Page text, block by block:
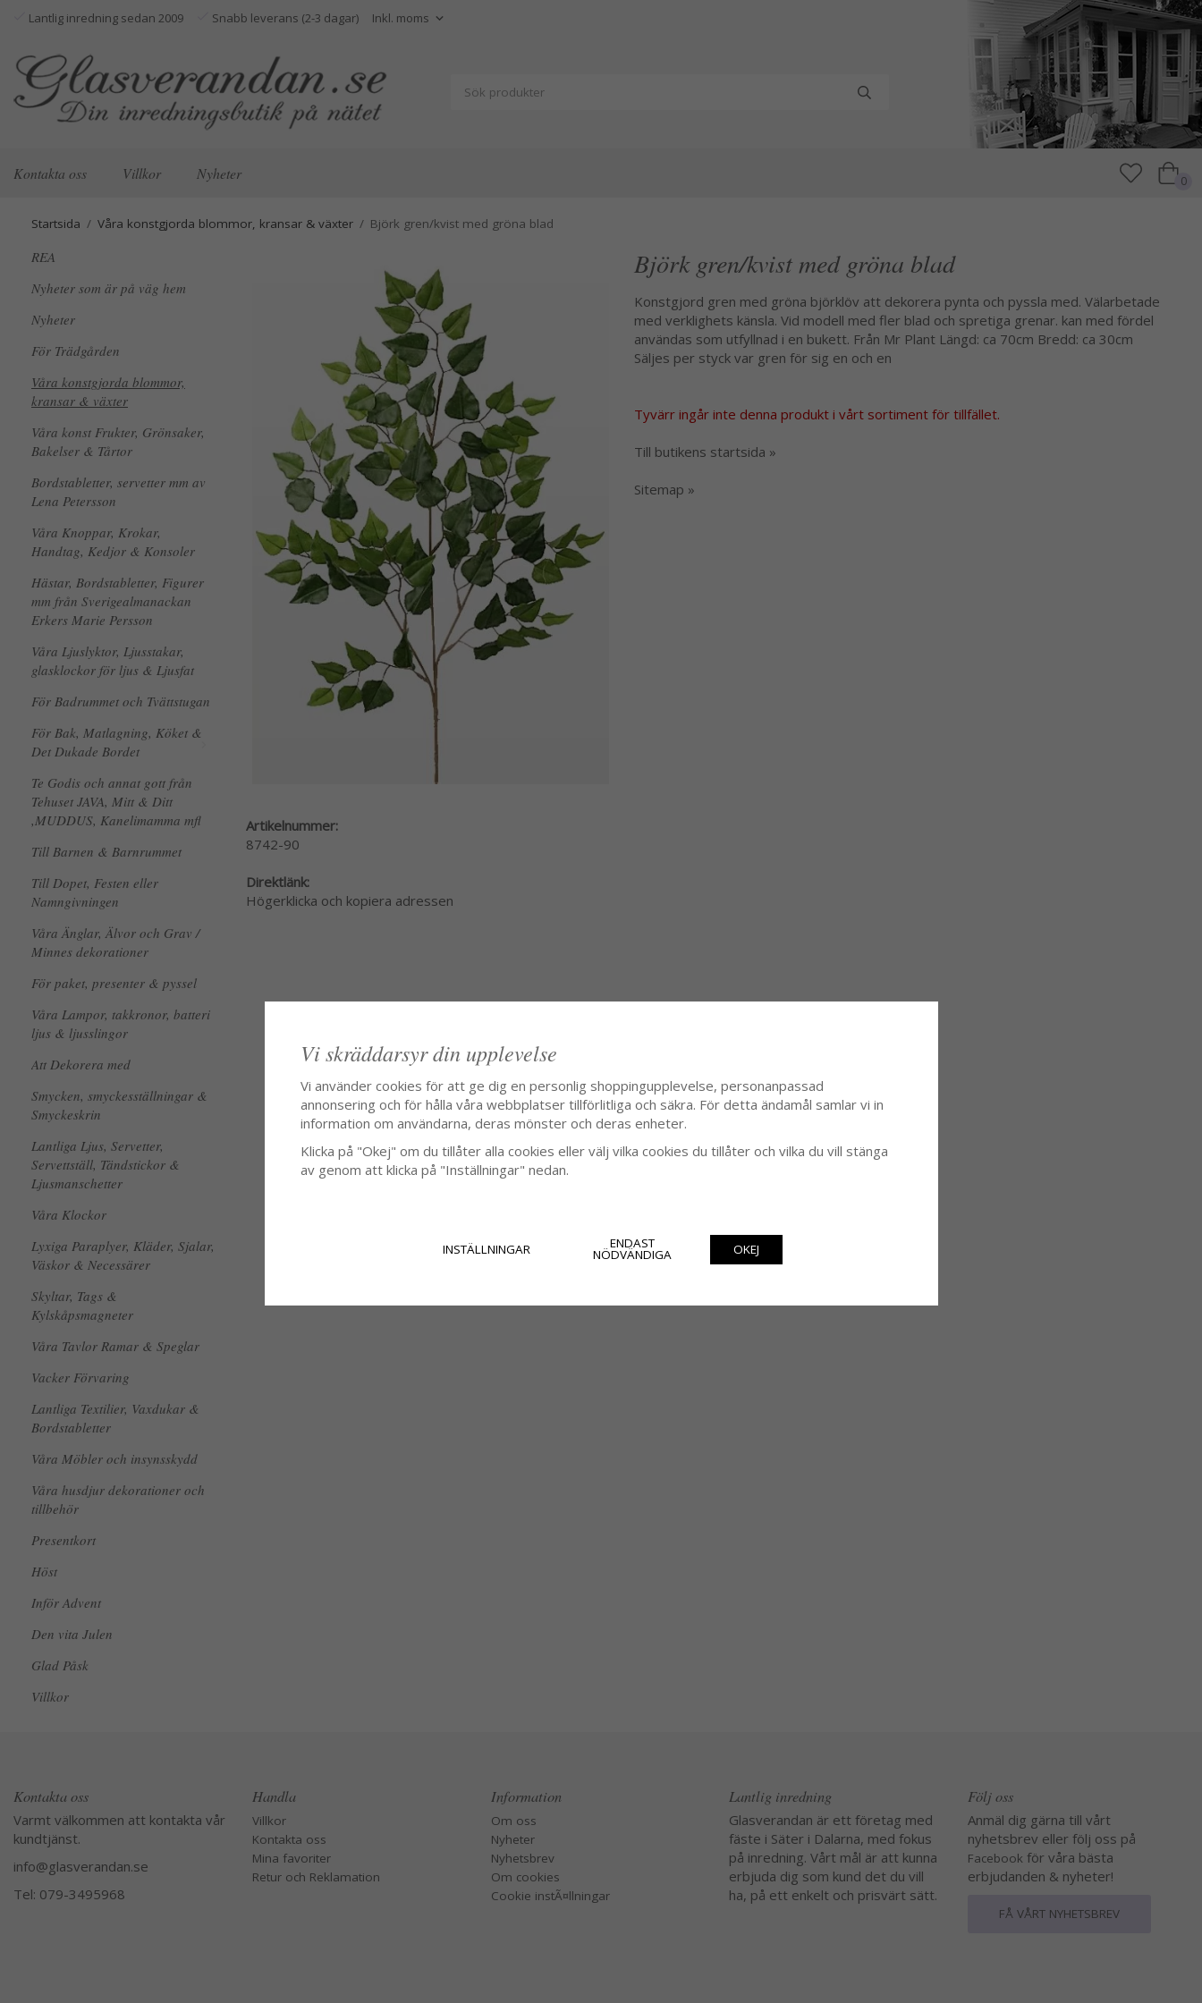
Lantlig inredning sedan 2009 Snabb leverans (2-3 dagar)
Kontakta oss Villkor Nyheter 0
Startsida / Våra konstgjorda blommor, kransar & växter / Björk gren/kvist med gröna blad
REA
Nyheter som är på väg hem
Nyheter
För Trädgården
Våra konstgjorda blommor,
kransar & växter
Våra konst Frukter, Grönsaker,
Bakelser & Tårtor
Bordstabletter, servetter mm av
Lena Petersson
Våra Knoppar, Krokar,
Handtag, Kedjor & Konsoler
Hästar, Bordstabletter, Figurer
mm från Sverigealmanackan
Erkers Marie Persson
Våra Ljuslyktor, Ljusstakar,
glasklockor för ljus & Ljusfat
För Badrummet och Tvättstugan
För Bak, Matlagning, Köket &
Det Dukade Bordet
Te Godis och annat gott från
Tehuset JAVA, Mitt & Ditt
,MUDDUS, Kanelimamma mfl
Till Barnen & Barnrummet
Till Dopet, Festen eller
Namngivningen
Våra Änglar, Älvor och Grav /
Minnes dekorationer
För paket, presenter & pyssel
Våra Lampor, takkronor, batteri
ljus & ljusslingor
Att Dekorera med
Smycken, smyckesställningar &
Smyckeskrin
Lantliga Ljus, Servetter,
Servettställ, Tändstickor &
Ljusmanschetter
Våra Klockor
Lyxiga Paraplyer, Kläder, Sjalar,
Väskor & Necessärer
Skyltar, Tags &
Kylskåpsmagneter
Våra Tavlor Ramar & Speglar
Vacker Förvaring
Lantliga Textilier, Vaxdukar &
Bordstabletter
Våra Möbler och insynsskydd
Våra husdjur dekorationer och
tillbehör
Presentkort
Höst
Inför Advent
Den vita Julen
Glad Påsk
Villkor
Björk gren/kvist med gröna blad
Konstgjord gren med gröna björklöv att dekorera pynta och pyssla med. Välarbetade
med verklighets känsla. Vid modell med fler blad och spretiga grenar. kan med fördel
användas som utfyllnad i en bukett. Från Mr Plant Längd: ca 70cm Bredd: ca 30cm
Säljes per styck var gren för sig en och en
Tyvärr ingår inte denna produkt i vårt sortiment för tillfället.
Till butikens startsida »
Sitemap »
Artikelnummer:
8742-90
Direktlänk:
Högerklicka och kopiera adressen
Kontakta oss
Varmt välkommen att kontakta vår
kundtjänst.
info@glasverandan.se
Tel: 079-3495968
Handla
Villkor
Kontakta oss
Mina favoriter
Retur och Reklamation
Information
Om oss
Nyheter
Nyhetsbrev
Om cookies
Cookie instÃ¤llningar
Lantlig inredning
Glasverandan är ett företag med
fäste i Säter i Dalarna, med fokus
på inredning. Vårt mål är att kunna
erbjuda dig som kund det du vill
ha, på ett enkelt och prisvärt sätt.
Följ oss
Anmäl dig gärna till vårt
nyhetsbrev eller följ oss på
Facebook för våra bästa
erbjudanden & nyheter!
FÅ VÅRT NYHETSBREV
Vi skräddarsyr din upplevelse
Vi använder cookies för att ge dig en personlig shoppingupplevelse, personanpassad
annonsering och för hålla våra webbplatser tillförlitliga och säkra. För detta ändamål samlar vi in
information om användarna, deras mönster och deras enheter.
Klicka på "Okej" om du tillåter alla cookies eller välj vilka cookies du tillåter och vilka du vill stänga
av genom att klicka på "Inställningar" nedan.
INSTÄLLNINGAR ENDAST
NÖDVÄNDIGA OKEJ